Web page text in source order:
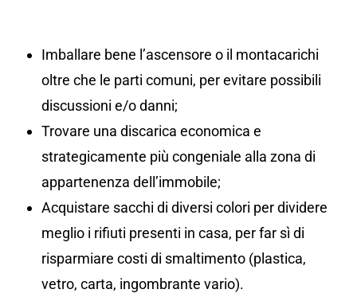
Imballare bene l’ascensore o il montacarichi
oltre che le parti comuni, per evitare possibili
discussioni e/o danni;
Trovare una discarica economica e
strategicamente più congeniale alla zona di
appartenenza dell’immobile;
Acquistare sacchi di diversi colori per dividere
meglio i rifiuti presenti in casa, per far sì di
risparmiare costi di smaltimento (plastica,
vetro, carta, ingombrante vario).